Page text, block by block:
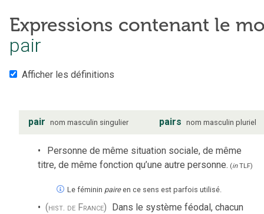
Expressions contenant le
pair
Afficher les définitions
pair nom masculin singulier pairs nom masculin pluriel
Personne de même situation sociale, de même
titre, de même fonction qu’une autre personne. (inTLF)
Le féminin paire en ce sens est parfois utilisé.
(hist. de France) Dans le système féodal, chacun